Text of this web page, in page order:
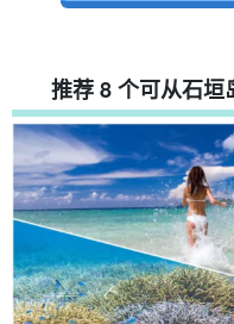
推荐 8 个可从石垣